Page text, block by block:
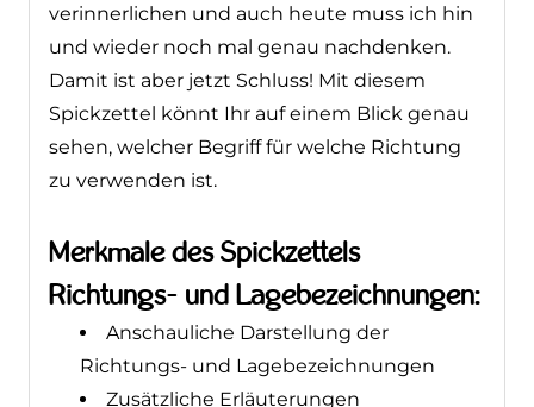
verinnerlichen und auch heute muss ich hin
und wieder noch mal genau nachdenken.
Damit ist aber jetzt Schluss! Mit diesem
Spickzettel könnt Ihr auf einem Blick genau
sehen, welcher Begriff für welche Richtung
zu verwenden ist.
Merkmale des Spickzettels
Richtungs- und Lagebezeichnungen:
Anschauliche Darstellung der
Richtungs- und Lagebezeichnungen
Zusätzliche Erläuterungen